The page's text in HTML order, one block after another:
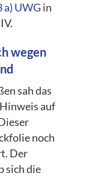
a) UWG in
wegen
sah das
auf
noch
Der
sich die